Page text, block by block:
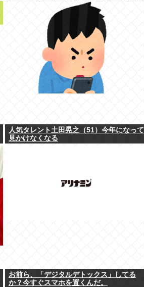
たことが世の中に定着してしまう」橋下徹
人気タレント土田晃之（51）今年になって
見かけなくなる
お前ら、「デジタルデトックス」してる
か？今すぐスマホを置くんだ。